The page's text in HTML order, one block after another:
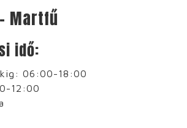
– Martfű
idő:
06:00-18:00
12:00